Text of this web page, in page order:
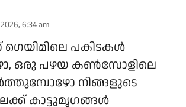
6:34 am
പകിടകള്‍
ഒരു പഴയ കണ്‍സോളിലെ
നിങ്ങളുടെ
കാട്ടുമൃഗങ്ങള്‍